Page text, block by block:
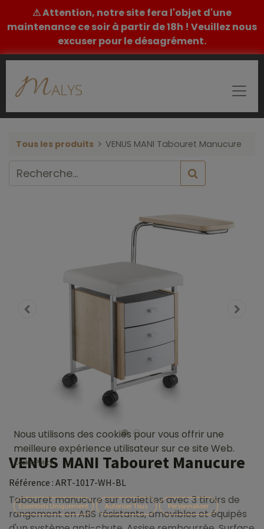
⚠ Attention, notre site fera l'objet d'une
maintenance ce soir à partir de 18h ! Veuillez nous
excuser pour le désagrément.
Tous les produits VENUS MANI Tabouret Manucure
VENUS MANI Tabouret Manucure
Référence : ART-1017-WH-BL
Tabouret manucure sur roulettes avec 3 tiroirs de
rangement en ABS résistants, amovibles et équipés
Nous utilisons des cookies pour vous offrir une
meilleure expérience utilisateur sur ce site Web.
Cookie Policy
Essentiels Uniquement Autoriser Tous Personnaliser